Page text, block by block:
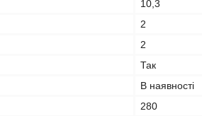
10,3
2
2
Так
В наявності
280